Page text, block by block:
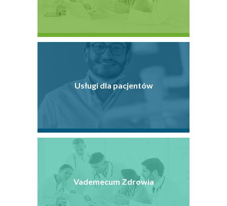
Usługi dla pacjentów
Vademecum Zdrowia